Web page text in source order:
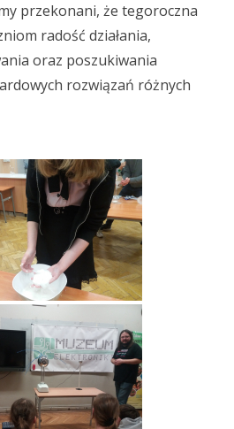
przekonani, że tegoroczna
radość działania,
oraz poszukiwania
rozwiązań różnych